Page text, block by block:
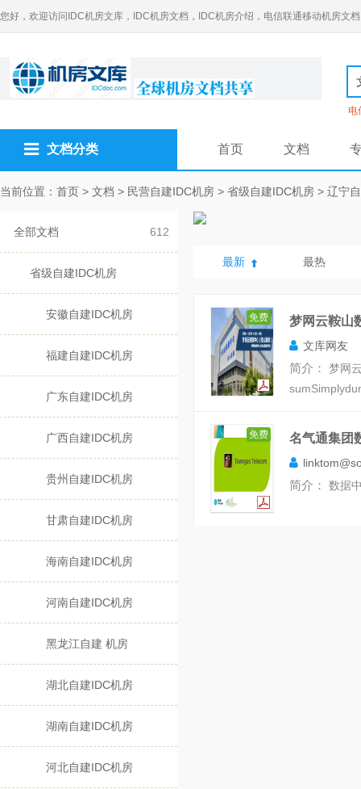
您好，欢迎访问IDC机房文库，IDC机房文档，IDC机房介绍，电信联通移动机房文档
电
文档分类 首页 文档
当前位置： 首页 > 文档 > 民营自建IDC机房 > 省级自建IDC机房 > 辽宁
全部文档 612
省级自建IDC机房
安徽自建IDC机房
福建自建IDC机房
广东自建IDC机房
广西自建IDC机房
贵州自建IDC机房
甘肃自建IDC机房
海南自建IDC机房
河南自建IDC机房
黑龙江自建 机房
湖北自建IDC机房
湖南自建IDC机房
河北自建IDC机房
最新 最热
免费 梦网云鞍山
文库网友
简介：
梦网
免费 名气通集团
简介： 数据